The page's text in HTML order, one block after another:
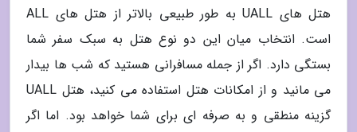
هتل های UALL به طور طبیعی بالاتر از هتل های ALL
است. انتخاب میان این دو نوع هتل به سبک سفر شما
بستگی دارد. اگر از جمله مسافرانی هستید که شب ها بیدار
می مانید و از امکانات هتل استفاده می کنید، هتل UALL
گزینه منطقی و به صرفه ای برای شما خواهد بود. اما اگر